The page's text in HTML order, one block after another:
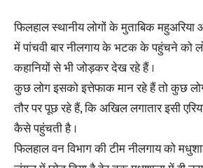
फिलहाल स्थानीय लोगों के मुताबिक
में पांचवी बार नीलगाय के भटक के पहुंचने को
कहानियों से भी जोड़कर देख रहे हैं ।
कुछ लोग इसको इत्तेफाक मान रहे हैं तो कुछ
तौर पर पूछ रहे हैं, कि अखिल लगातार इसी
कैसे पहुंचती है ।
फिलहाल वन विभाग की टीम नीलगाय को